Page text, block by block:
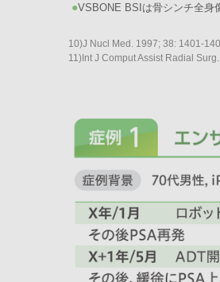
●VSBONE BSIは骨シンチ全身
10)J Nucl Med. 1997; 38: 1401-
11)Int J Comput Assist Radial